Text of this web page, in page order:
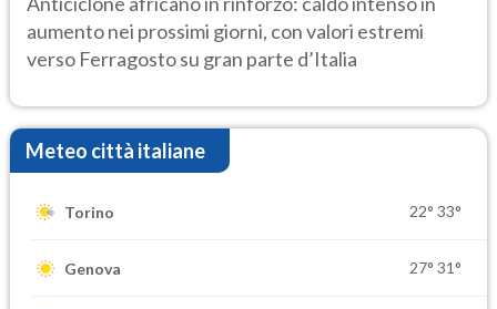
aumento nei prossimi giorni, con valori estremi
verso Ferragosto su gran parte d’Italia
Meteo città italiane
Torino 22° 33°
Genova 27° 31°